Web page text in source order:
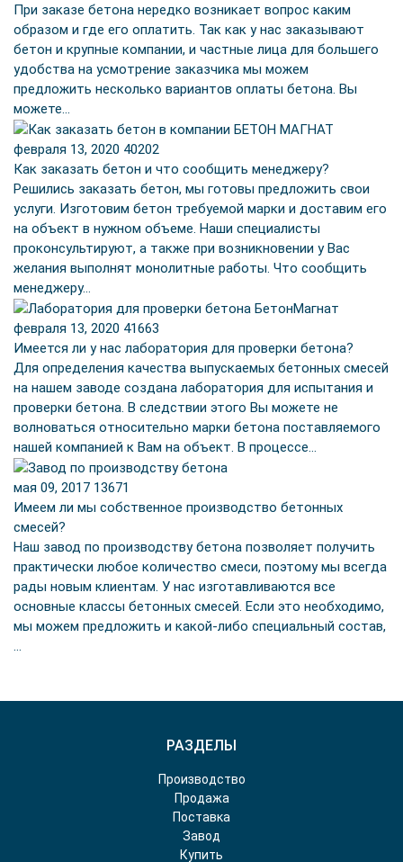
При заказе бетона нередко возникает вопрос каким
образом и где его оплатить. Так как у нас заказывают
бетон и крупные компании, и частные лица для большего
удобства на усмотрение заказчика мы можем
предложить несколько вариантов оплаты бетона. Вы
можете…
февраля 13, 2020 40202
Как заказать бетон и что сообщить менеджеру?
Решились заказать бетон, мы готовы предложить свои
услуги. Изготовим бетон требуемой марки и доставим его
на объект в нужном объеме. Наши специалисты
проконсультируют, а также при возникновении у Вас
желания выполнят монолитные работы. Что сообщить
менеджеру…
февраля 13, 2020 41663
Имеется ли у нас лаборатория для проверки бетона?
Для определения качества выпускаемых бетонных смесей
на нашем заводе создана лаборатория для испытания и
проверки бетона. В следствии этого Вы можете не
волноваться относительно марки бетона поставляемого
нашей компанией к Вам на объект. В процессе…
мая 09, 2017 13671
Имеем ли мы собственное производство бетонных
смесей?
Наш завод по производству бетона позволяет получить
практически любое количество смеси, поэтому мы всегда
рады новым клиентам. У нас изготавливаются все
основные классы бетонных смесей. Если это необходимо,
мы можем предложить и какой-либо специальный состав,
…
РАЗДЕЛЫ
Производство
Продажа
Поставка
Завод
Купить